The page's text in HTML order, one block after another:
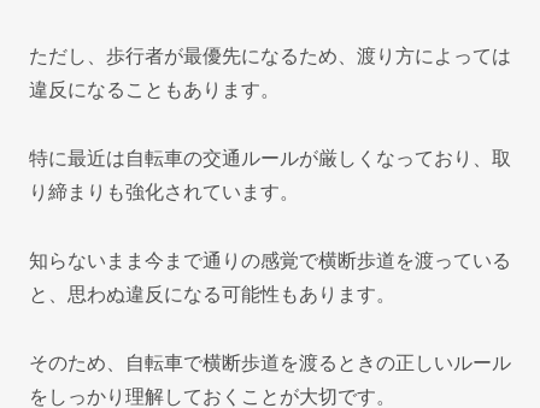
ただし、歩行者が最優先になるため、渡り方によっては
違反になることもあります。
特に最近は自転車の交通ルールが厳しくなっており、取
り締まりも強化されています。
知らないまま今まで通りの感覚で横断歩道を渡っている
と、思わぬ違反になる可能性もあります。
そのため、自転車で横断歩道を渡るときの正しいルール
をしっかり理解しておくことが大切です。